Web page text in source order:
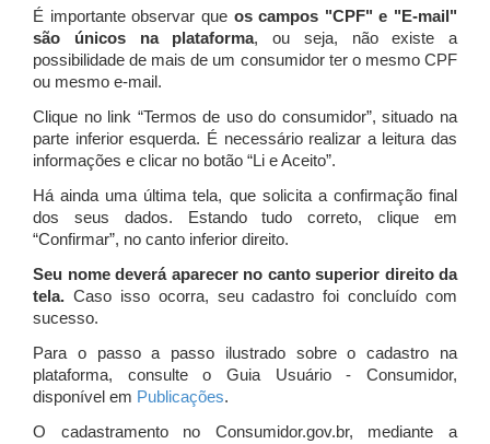
É importante observar que os campos "CPF" e "E-mail"
são únicos na plataforma, ou seja, não existe a
possibilidade de mais de um consumidor ter o mesmo CPF
ou mesmo e-mail.
Clique no link “Termos de uso do consumidor”, situado na
parte inferior esquerda. É necessário realizar a leitura das
informações e clicar no botão “Li e Aceito”.
Há ainda uma última tela, que solicita a confirmação final
dos seus dados. Estando tudo correto, clique em
“Confirmar”, no canto inferior direito.
Seu nome deverá aparecer no canto superior direito da
tela. Caso isso ocorra, seu cadastro foi concluído com
sucesso.
Para o passo a passo ilustrado sobre o cadastro na
plataforma, consulte o Guia Usuário - Consumidor,
disponível em Publicações.
O cadastramento no Consumidor.gov.br, mediante a